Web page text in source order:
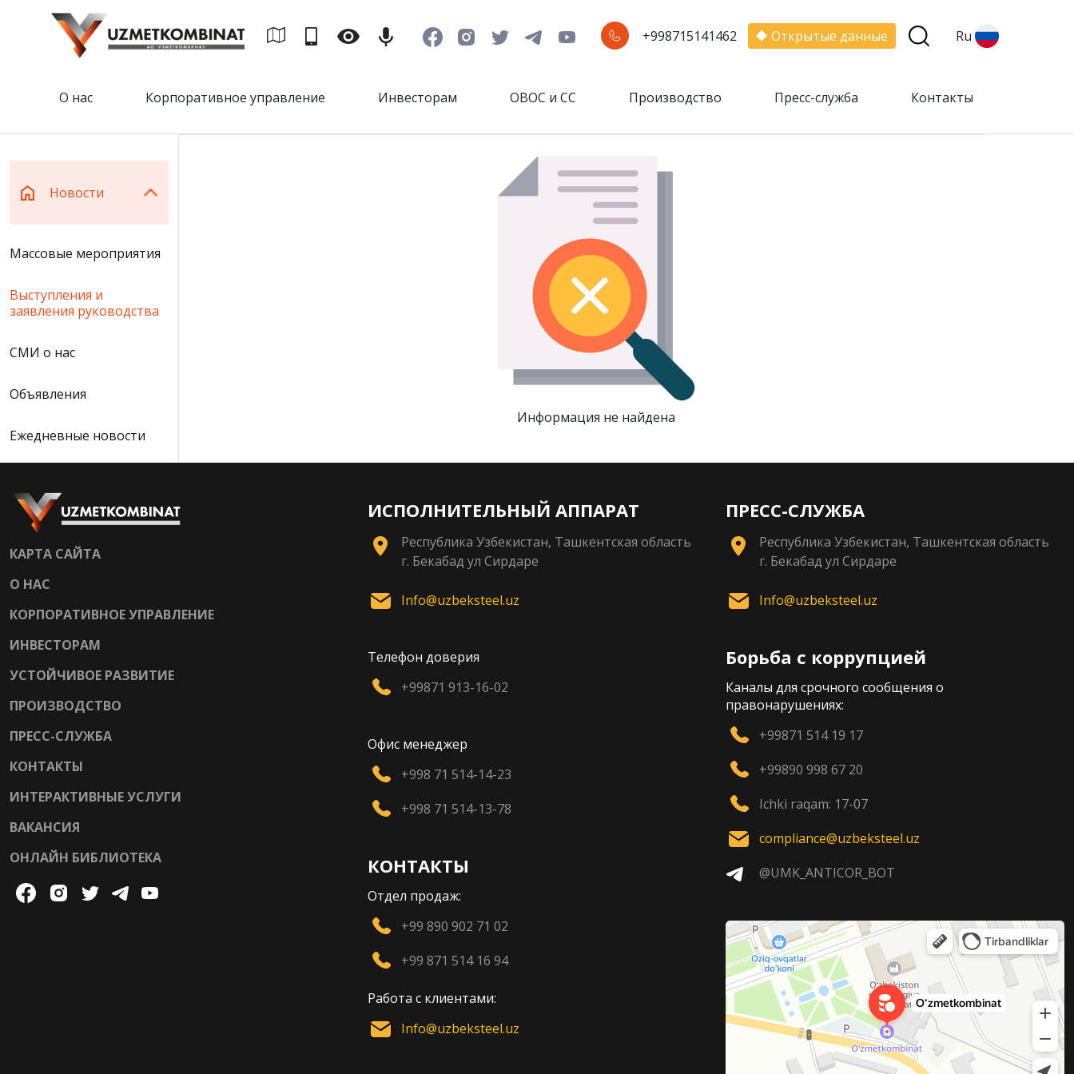
+998715141462 Открытые данные Ru
О нас Корпоративное управление Инвесторам ОВОС и СС Производство Пресс-служба Контакты
Новости
Массовые мероприятия
Выступления и
заявления руководства
СМИ о нас
Объявления
Ежедневные новости
Информация не найдена
КАРТА САЙТА
О НАС
КОРПОРАТИВНОЕ УПРАВЛЕНИЕ
ИНВЕСТОРАМ
УСТОЙЧИВОЕ РАЗВИТИЕ
ПРОИЗВОДСТВО
ПРЕСС-СЛУЖБА
КОНТАКТЫ
ИНТЕРАКТИВНЫЕ УСЛУГИ
ВАКАНСИЯ
ОНЛАЙН БИБЛИОТЕКА
ИСПОЛНИТЕЛЬНЫЙ АППАРАТ
Республика Узбекистан, Ташкентская область
г. Бекабад ул Сирдаре
Info@uzbeksteel.uz
Телефон доверия
+99871 913-16-02
Офис менеджер
+998 71 514-14-23
+998 71 514-13-78
КОНТАКТЫ
Отдел продаж:
+99 890 902 71 02
+99 871 514 16 94
Работа с клиентами:
Info@uzbeksteel.uz
ПРЕСС-СЛУЖБА
Республика Узбекистан, Ташкентская область
г. Бекабад ул Сирдаре
Info@uzbeksteel.uz
Борьба с коррупцией
Каналы для срочного сообщения о
правонарушениях:
+99871 514 19 17
+99890 998 67 20
Ichki raqam: 17-07
compliance@uzbeksteel.uz
@UMK_ANTICOR_BOT